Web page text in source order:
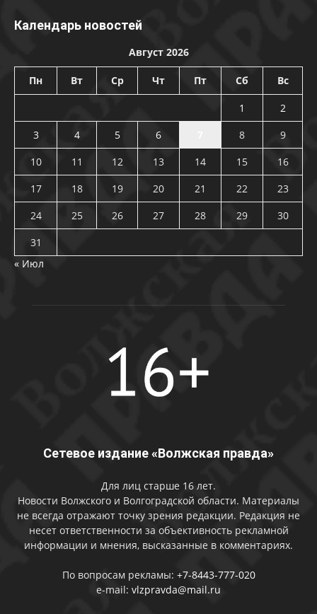
Календарь новостей
Август 2026
Пн Вт Ср Чт Пт Сб Вс
1
2
3
4 5 6 8
9
10
11 12 13 14 15
16
17
18 19 20 21 22
23
24
25 26 27 28 29
30
31
« Июл
Сетевое издание «Волжская правда»
Для лиц старше 16 лет.
Новости Волжского и Волгоградской области. Материалы
не всегда отражают точку зрения редакции. Редакция не
несет ответственности за объективность рекламной
информации и мнения, высказанные в комментариях.
По вопросам рекламы: +7-8443-777-020
e-mail: vlzpravda@mail.ru